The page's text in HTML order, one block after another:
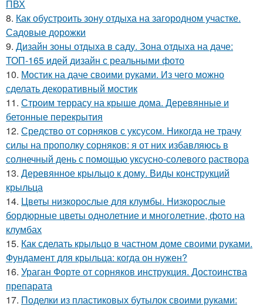
ПВХ
8. Как обустроить зону отдыха на загородном участке.
Садовые дорожки
9. Дизайн зоны отдыха в саду. Зона отдыха на даче:
ТОП-165 идей дизайн с реальными фото
10. Мостик на даче своими руками. Из чего можно
сделать декоративный мостик
11. Строим террасу на крыше дома. Деревянные и
бетонные перекрытия
12. Средство от сорняков с уксусом. Никогда не трачу
силы на прополку сорняков: я от них избавляюсь в
солнечный день с помощью уксусно-солевого раствора
13. Деревянное крыльцо к дому. Виды конструкций
крыльца
14. Цветы низкорослые для клумбы. Низкорослые
бордюрные цветы однолетние и многолетние, фото на
клумбах
15. Как сделать крыльцо в частном доме своими руками.
Фундамент для крыльца: когда он нужен?
16. Ураган Форте от сорняков инструкция. Достоинства
препарата
17. Поделки из пластиковых бутылок своими руками: